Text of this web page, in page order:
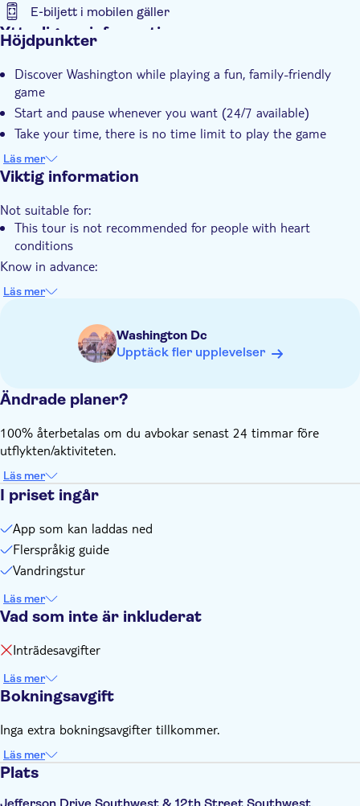
E-biljett i mobilen gäller
Ytterligare information
Guidad rundtur
Elektronisk biljett
Höjdpunkter
Discover Washington while playing a fun, family-friendly
game
Start and pause whenever you want (24/7 available)
Take your time, there is no time limit to play the game
Discover the city’s most family-friendly highlights
Läs mer
Viktig information
Not suitable for:
This tour is not recommended for people with heart
conditions
Know in advance:
Note this is a self-guided tour. No one will meet you at the
starting location
Tickets to enter attractions are not included
The tour is stroller and wheelchair accessible
This tour is user-friendly for the hearing-impaired
You'll need an internet connection (data) to play this city
Important. You have to create a login for this game yourself.
You'll find the instructions after booking
Läs mer
Washington Dc
Upptäck fler upplevelser
Ändrade planer?
100% återbetalas om du avbokar senast 24 timmar före
utflykten/aktiviteten.
Läs mer
I priset ingår
App som kan laddas ned
Flerspråkig guide
Vandringstur
Läs mer
Vad som inte är inkluderat
Inträdesavgifter
Läs mer
Bokningsavgift
Inga extra bokningsavgifter tillkommer.
Läs mer
Plats